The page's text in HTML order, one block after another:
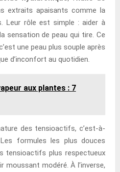
extraits apaisants comme la
Leur rôle est simple : aider à
sensation de peau qui tire. Ce
une peau plus souple après
d’inconfort au quotidien.
aux plantes : 7
des tensioactifs, c’est-à-
formules les plus douces
tensioactifs plus respectueux
moussant modéré. À l’inverse,